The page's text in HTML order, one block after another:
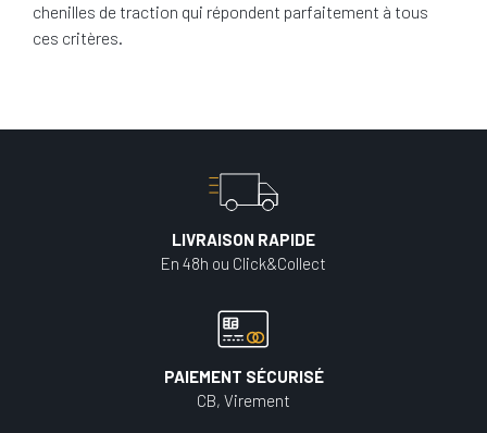
chenilles de traction qui répondent parfaitement à tous
ces critères.
LIVRAISON RAPIDE
En 48h ou Click&Collect
PAIEMENT SÉCURISÉ
CB, Virement